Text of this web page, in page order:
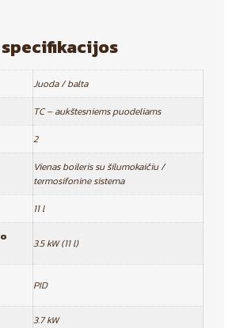
specifikacijos
Juoda / balta
TC – aukštesniems puodeliams
2
Vienas boileris su šilumokaičiu /
termosifonine sistema
11 l
3.5 kW (11 l)
PID
3.7 kW